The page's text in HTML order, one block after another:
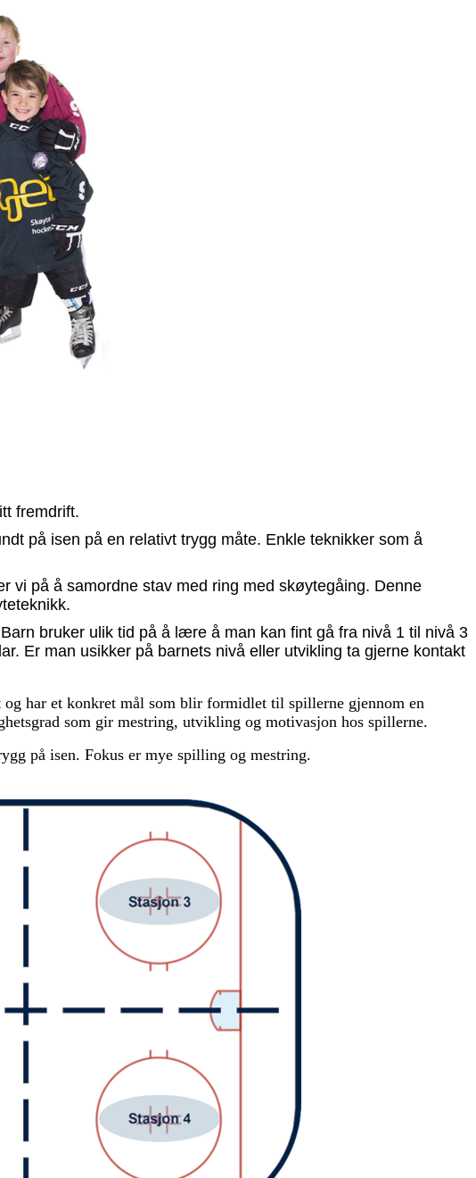
fremdrift.
på isen på en relativt trygg måte. Enkle teknikker som å
vi på å samordne stav med ring med skøytegåing. Denne
bruker ulik tid på å lære å man kan fint gå fra nivå 1 til nivå 3
Er man usikker på barnets nivå eller utvikling ta gjerne kontakt
har et konkret mål som blir formidlet til spillerne gjennom en
som gir mestring, utvikling og motivasjon hos spillerne.
på isen. Fokus er mye spilling og mestring.